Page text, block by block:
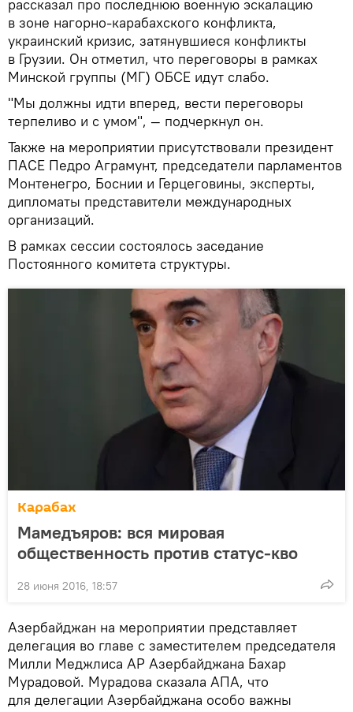
рассказал про последнюю военную эскалацию
в зоне нагорно-карабахского конфликта,
украинский кризис, затянувшиеся конфликты
в Грузии. Он отметил, что переговоры в рамках
Минской группы (МГ) ОБСЕ идут слабо.
"Мы должны идти вперед, вести переговоры
терпеливо и с умом", — подчеркнул он.
Также на мероприятии присутствовали президент
ПАСЕ Педро Аграмунт, председатели парламентов
Монтенегро, Боснии и Герцеговины, эксперты,
дипломаты представители международных
организаций.
В рамках сессии состоялось заседание
Постоянного комитета структуры.
Карабах
Мамедъяров: вся мировая
общественность против статус-кво
28 июня 2016, 18:57
Азербайджан на мероприятии представляет
делегация во главе с заместителем председателя
Милли Меджлиса АР Азербайджана Бахар
Мурадовой. Мурадова сказала АПА, что
для делегации Азербайджана особо важны